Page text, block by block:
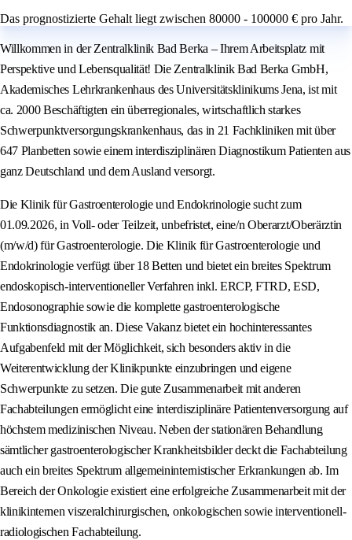
Das prognostizierte Gehalt liegt zwischen 80000 - 100000 € pro Jahr.
Willkommen in der Zentralklinik Bad Berka – Ihrem Arbeitsplatz mit
Perspektive und Lebensqualität! Die Zentralklinik Bad Berka GmbH,
Akademisches Lehrkrankenhaus des Universitätsklinikums Jena, ist mit
ca. 2000 Beschäftigten ein überregionales, wirtschaftlich starkes
Schwerpunktversorgungskrankenhaus, das in 21 Fachkliniken mit über
647 Planbetten sowie einem interdisziplinären Diagnostikum Patienten aus
ganz Deutschland und dem Ausland versorgt.
Die Klinik für Gastroenterologie und Endokrinologie sucht zum
01.09.2026, in Voll- oder Teilzeit, unbefristet, eine/n Oberarzt/Oberärztin
(m/w/d) für Gastroenterologie. Die Klinik für Gastroenterologie und
Endokrinologie verfügt über 18 Betten und bietet ein breites Spektrum
endoskopisch-interventioneller Verfahren inkl. ERCP, FTRD, ESD,
Endosonographie sowie die komplette gastroenterologische
Funktionsdiagnostik an. Diese Vakanz bietet ein hochinteressantes
Aufgabenfeld mit der Möglichkeit, sich besonders aktiv in die
Weiterentwicklung der Klinikpunkte einzubringen und eigene
Schwerpunkte zu setzen. Die gute Zusammenarbeit mit anderen
Fachabteilungen ermöglicht eine interdisziplinäre Patientenversorgung auf
höchstem medizinischen Niveau. Neben der stationären Behandlung
sämtlicher gastroenterologischer Krankheitsbilder deckt die Fachabteilung
auch ein breites Spektrum allgemeininternistischer Erkrankungen ab. Im
Bereich der Onkologie existiert eine erfolgreiche Zusammenarbeit mit der
klinikinternen viszeralchirurgischen, onkologischen sowie interventionell-
radiologischen Fachabteilung.